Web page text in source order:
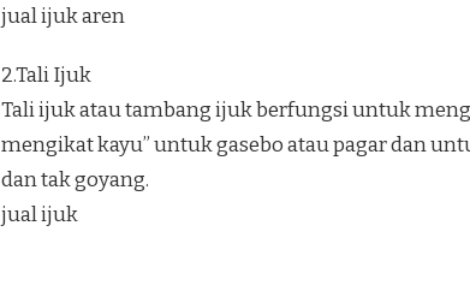
jual ijuk aren
2.Tali Ijuk
Tali ijuk atau tambang ijuk berfungsi untuk
mengikat kayu” untuk gasebo atau pagar dan
dan tak goyang.
jual ijuk